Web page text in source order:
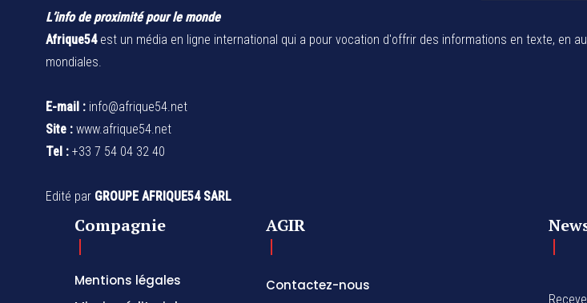
L’info de proximité pour le monde
Afrique54est un média en ligne international qui a pour vocation d'offrir des informations en texte, en
mondiales.
E-mail : info@afrique54.net
Site : www.afrique54.net
Tel : +33 7 54 04 32 40
Edité par GROUPE AFRIQUE54 SARL
Compagnie
Mentions légales
AGIR
Contactez-nous